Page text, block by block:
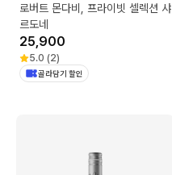
로버트 몬다비, 프라이빗 셀렉션 샤
르도네
25,900
5.0 (2)
골라담기 할인